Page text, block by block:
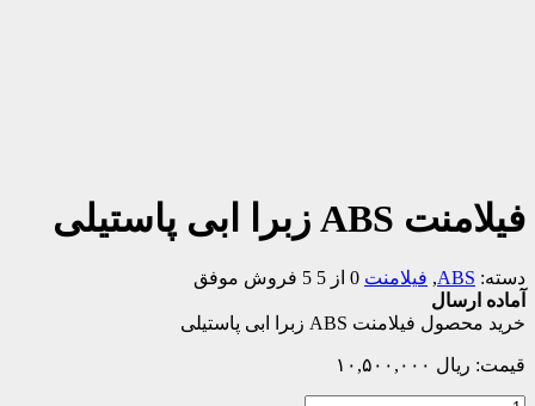
فیلامنت ABS زبرا ابی پاستیلی
دسته: ABS
, فیلامنت 0 از 5
5 فروش موفق
آماده ارسال
خرید محصول فیلامنت ABS زبرا ابی پاستیلی
قیمت: ریال